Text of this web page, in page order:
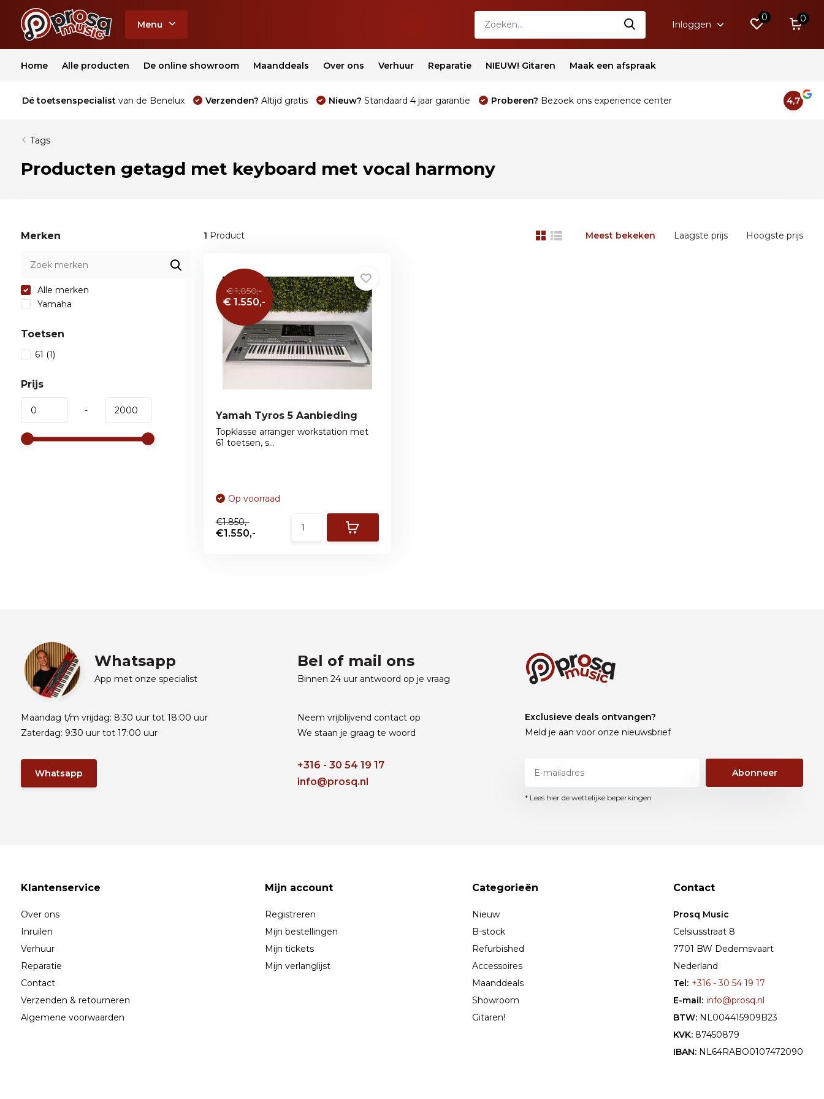
Menu Inloggen
0 0
Home Alle producten De online showroom Maanddeals Over ons Verhuur Reparatie NIEUW! Gitaren Maak een afspraak
Dé toetsenspecialist van de Benelux Verzenden? Altijd gratis Nieuw? Standaard 4 jaar garantie Proberen? Bezoek ons experience center 4,7
Tags
Producten getagd met keyboard met vocal harmony
Merken
Alle merken
Yamaha
Toetsen
61 (1)
Prijs
-
1 Product Meest bekeken Laagste prijs Hoogste prijs
€ 1.850,-
€ 1.550,-
Yamah Tyros 5 Aanbieding
Topklasse arranger workstation met
61 toetsen, s...
Op voorraad
€1.850,-
€1.550,-
Whatsapp
App met onze specialist
Maandag t/m vrijdag: 8:30 uur tot 18:00 uur
Zaterdag: 9:30 uur tot 17:00 uur
Whatsapp
Bel of mail ons
Binnen 24 uur antwoord op je vraag
Neem vrijblijvend contact op
We staan je graag te woord
+316 - 30 54 19 17
info@prosq.nl
Exclusieve deals ontvangen?
Meld je aan voor onze nieuwsbrief
Abonneer
* Lees hier de wettelijke beperkingen
Klantenservice
Over ons
Inruilen
Verhuur
Reparatie
Contact
Verzenden & retourneren
Algemene voorwaarden
Mijn account
Registreren
Mijn bestellingen
Mijn tickets
Mijn verlanglijst
Categorieën
Nieuw
B-stock
Refurbished
Accessoires
Maanddeals
Showroom
Gitaren!
Contact
Prosq Music
Celsiusstraat 8
7701 BW Dedemsvaart
Nederland
Tel: +316 - 30 54 19 17
E-mail: info@prosq.nl
BTW: NL004415909B23
KVK: 87450879
IBAN: NL64RABO0107472090